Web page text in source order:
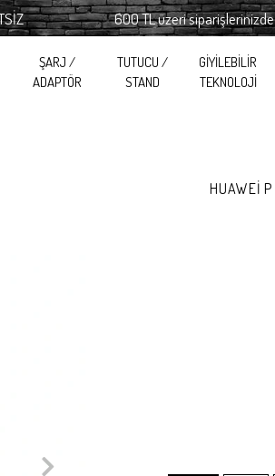
600 TL üzeri siparişlerinizde
ŞARJ /
ADAPTÖR
TUTUCU /
STAND
GİYİLEBİLİR
TEKNOLOJİ
HUAWEİ